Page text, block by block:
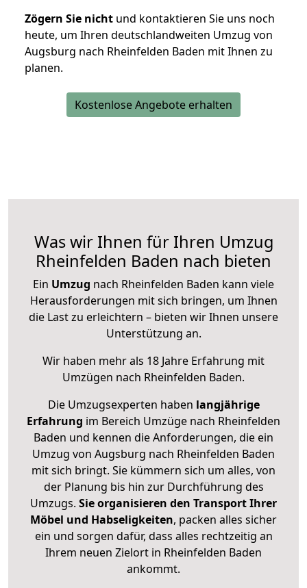
Zögern Sie nicht und kontaktieren Sie uns noch
heute, um Ihren deutschlandweiten Umzug von
Augsburg nach Rheinfelden Baden mit Ihnen zu
planen.
Kostenlose Angebote erhalten
Was wir Ihnen für Ihren Umzug
Rheinfelden Baden nach bieten
Ein Umzug nach Rheinfelden Baden kann viele
Herausforderungen mit sich bringen, um Ihnen
die Last zu erleichtern – bieten wir Ihnen unsere
Unterstützung an.
Wir haben mehr als 18 Jahre Erfahrung mit
Umzügen nach Rheinfelden Baden.
Die Umzugsexperten haben langjährige
Erfahrung im Bereich Umzüge nach Rheinfelden
Baden und kennen die Anforderungen, die ein
Umzug von Augsburg nach Rheinfelden Baden
mit sich bringt. Sie kümmern sich um alles, von
der Planung bis hin zur Durchführung des
Umzugs. Sie organisieren den Transport Ihrer
Möbel und Habseligkeiten, packen alles sicher
ein und sorgen dafür, dass alles rechtzeitig an
Ihrem neuen Zielort in Rheinfelden Baden
ankommt.